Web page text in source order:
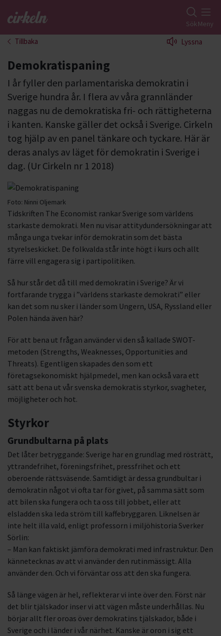
Gå till studiefrämjandets startsida SökMeny
Tillbaka Lyssna
Demokratispaning
I år fyller den parlamentariska demokratin i
Sverige hundra år. I flera av våra grannländer
naggas nu de demokratiska fri- och rättigheterna
i kanten. Kanske gäller det också i Sverige. Cirkeln
tog hjälp av en panel tänkare och tyckare. Här är
deras analys av läget för demokratin i Sverige i
dag. (Ur Cirkeln nr 1 2018)
Foto: Ninni Oljemark
Tidskriften The Economist rankar Sverige som världens
starkaste demokrati. Men nu visar attitydundersökningar att
många unga tvekar inför demokratin som det bästa
styrelseskicket. De folkvalda står inte högt i kurs och allt
färre vill engagera sig i partipolitiken.
Så hur står det då till med demokratin i Sverige? Är vi
fortfarande trygga i ”världens starkaste demokrati” eller
kan det som nu sker i länder som Ungern, USA, Ryssland eller
Polen hända även här?
För att bena ut frågan använder vi den så kallade SWOT-
metoden (Strengths, Weaknesses, Opportunities and
Threats). Egentligen skapades den som ett
företagsekonomiskt hjälpmedel, men kan också vara ett
sätt att bena ut vår svenska demokratis styrkor, svagheter,
möjligheter och hot.
Styrkor
Grundbultarna på plats
Det låter betryggande: Sverige har en grundlag med rösträtt,
yttrandefrihet, föreningsfrihet, pressfrihet och ett
oberoende rättsväsende. Samtidigt är dessa grundbultar i
demokratin något vi ofta tar för givet, på samma sätt som
att bilen ska fungera och ta oss till jobbet, eller att
elsladden ska leda ström till kaffebryggaren. Liknelsen är
inte helt illa vald, enligt professorn i miljöhistoria Sverker
Sörlin:
– Man kan faktiskt jämföra demokrati med infrastruktur. Den
kännetecknas av att vi använder den rutinmässigt. Alla
använder den. Och vi förväntar oss att den ska fungera.
Så länge vägen är hel, reflekterar vi inte över den. Först när
det blir tjälskador inser vi att vägen måste underhållas. Nu
börjar allt fler oroas över demokratins tjälskador, både i
Sverige och i länder i vår närhet. Kanske är oron i sig ett